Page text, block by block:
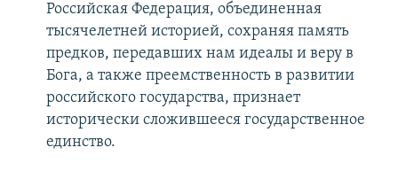
Российская Федерация, объединенная
тысячелетней историей, сохраняя память
предков, передавших нам идеалы и веру в
Бога, а также преемственность в развитии
российского государства, признает
исторически сложившееся государственное
единство.